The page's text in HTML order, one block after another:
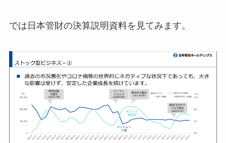
では日本管財の決算説明資料を見てみます。